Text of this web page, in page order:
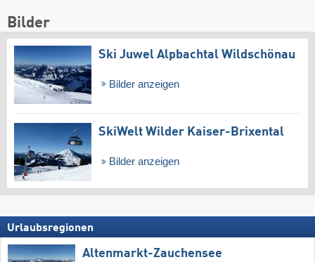
Bilder
Ski Juwel Alpbachtal Wildschönau
Bilder anzeigen
SkiWelt Wilder Kaiser-Brixental
Bilder anzeigen
Urlaubsregionen
Altenmarkt-Zauchensee